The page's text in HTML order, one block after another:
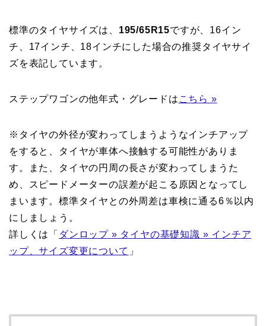
標準のタイヤサイズは、 195/65R15ですが、16イン
チ、17インチ、18インチにした場合の推奨タイヤサイ
ズを表記しています。
ステップワゴンの他年式・グレードは こちら »
※タイヤの外径が変わってしまうようなインチアップ
をすると、タイヤが車体へ接触する可能性がありま
す。また、タイヤの円周の長さが変わってしまうた
め、スピードメーターの誤差が起こる原因となってし
まいます。標準タイヤとの外周差は車検に通る6％以内
にしましょう。
詳しくは「 ダンロップ » タイヤの基礎知識 » インチア
ップ、サイズ変更について 」